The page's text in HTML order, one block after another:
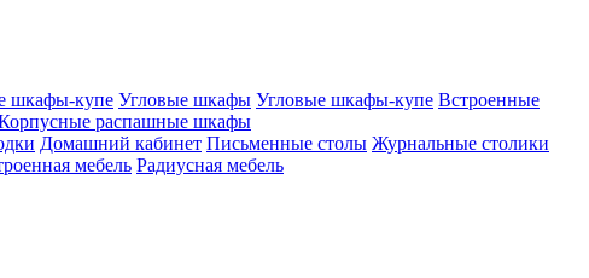
шкафы-купе Угловые шкафы Угловые шкафы-купе Встроенные
распашные шкафы
Домашний кабинет Письменные столы Журнальные столики
мебель Радиусная мебель